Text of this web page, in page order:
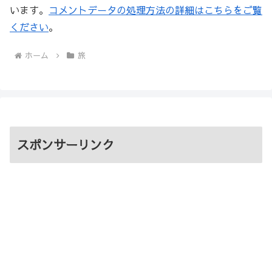
います。 コメントデータの処理方法の詳細はこちらをご覧
ください。
ホーム 旅
スポンサーリンク